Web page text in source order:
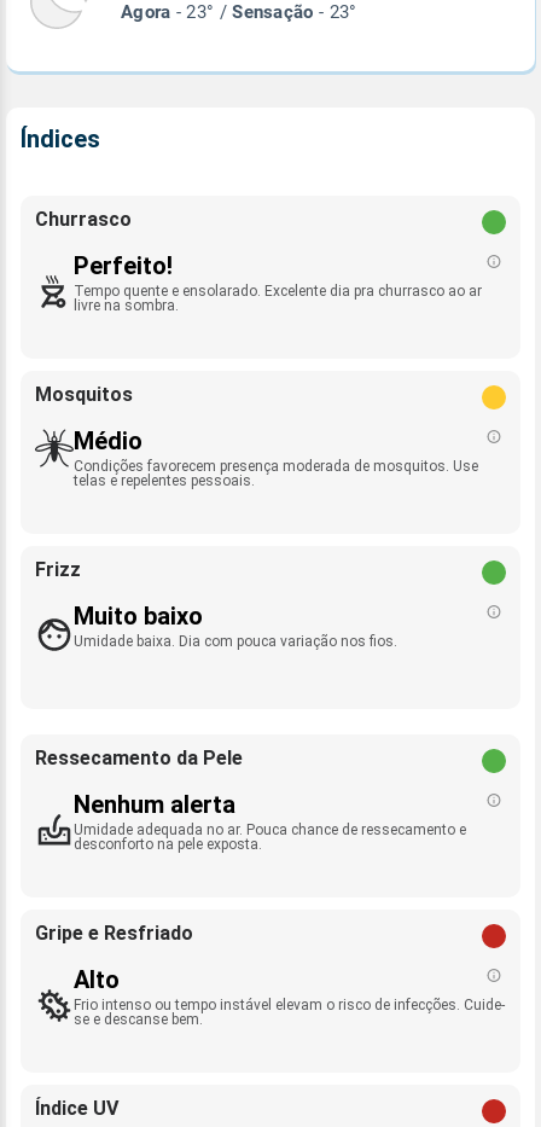
Agora - 23° /Sensação - 23°
Índices
Churrasco
Perfeito!
Tempo quente e ensolarado. Excelente dia pra churrasco ao ar
livre na sombra.
Mosquitos
Médio
Condições favorecem presença moderada de mosquitos. Use
telas e repelentes pessoais.
Frizz
Muito baixo
Umidade baixa. Dia com pouca variação nos fios.
Ressecamento da Pele
Nenhum alerta
Umidade adequada no ar. Pouca chance de ressecamento e
desconforto na pele exposta.
Gripe e Resfriado
Alto
Frio intenso ou tempo instável elevam o risco de infecções. Cuide-
se e descanse bem.
Índice UV